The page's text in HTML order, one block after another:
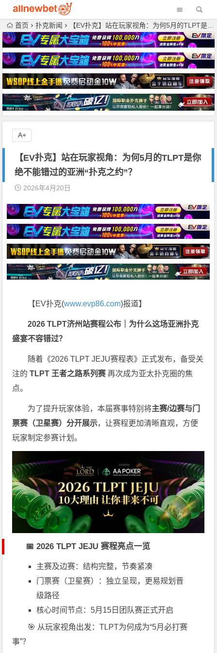
首页 扑克新闻 【EV扑克】站在玩家视角：为何5月的TLPT是你绝不能错过的亚洲“扑克之约”？
【EV扑克】站在玩家视角：为何5月的TLPT是你
绝不能错过的亚洲“扑克之约”？
2026年4月20日
【EV扑克(www.evp86.com)报道】
2026 TLPT济州站赛程公布｜为什么这场亚洲扑克
盛宴不容错过？
随着《2026 TLPT JEJU赛程表》正式发布，备受关
注的TLPT 王者之路系列赛再次成为亚太扑克圈的焦
点。
为了提升玩家体验，本届赛事特别将主赛/边赛与门
票赛（卫星赛）分开展示，让赛程更加清晰直观，方便
玩家制定参赛计划。
📅 2026 TLPT JEJU 赛程亮点一览
主赛及边赛：结构完整，节奏紧凑
门票赛（卫星赛）：独立呈现，更易规划晋
级路径
核心时间节点：5月15日团队赛正式开启
🎯 从玩家视角出发：TLPT为何成为“5月必打赛
事”？
A+